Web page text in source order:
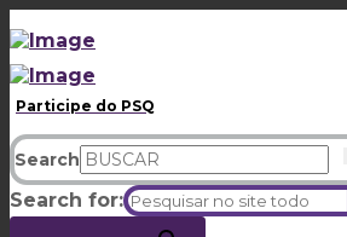
Participe do PSQ
Search
Search for: